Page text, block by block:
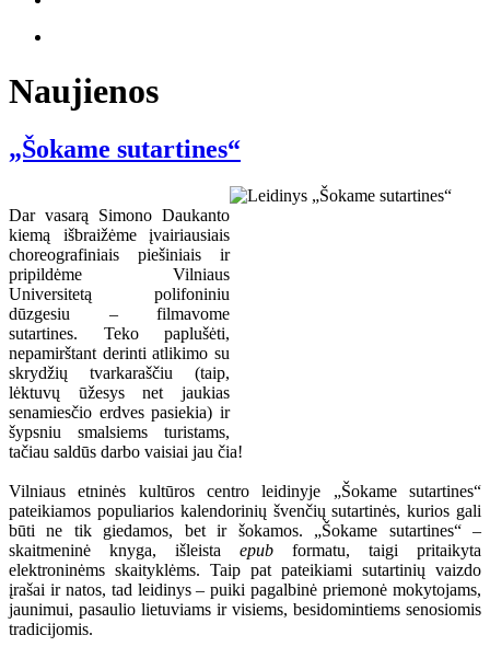
Naujienos
„Šokame sutartines“
Dar vasarą Simono Daukanto
kiemą išbraižėme įvairiausiais
choreografiniais piešiniais ir
pripildėme Vilniaus
Universitetą polifoniniu
dūzgesiu – filmavome
sutartines. Teko paplušėti,
nepamirštant derinti atlikimo su
skrydžių tvarkaraščiu (taip,
lėktuvų ūžesys net jaukias
senamiesčio erdves pasiekia) ir
šypsniu smalsiems turistams,
tačiau saldūs darbo vaisiai jau čia!
Vilniaus etninės kultūros centro leidinyje „Šokame sutartines“
pateikiamos populiarios kalendorinių švenčių sutartinės, kurios gali
būti ne tik giedamos, bet ir šokamos. „Šokame sutartines“ –
skaitmeninė knyga, išleista epub formatu, taigi pritaikyta
elektroninėms skaityklėms. Taip pat pateikiami sutartinių vaizdo
įrašai ir natos, tad leidinys – puiki pagalbinė priemonė mokytojams,
jaunimui, pasaulio lietuviams ir visiems, besidomintiems senosiomis
tradicijomis.